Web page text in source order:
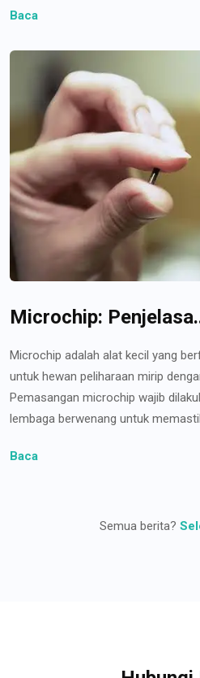
Baca
Microchip:
Microchip adalah alat kecil yang
untuk hewan peliharaan mirip
Pemasangan microchip wajib
lembaga berwenang untuk
Baca
Semua berita?